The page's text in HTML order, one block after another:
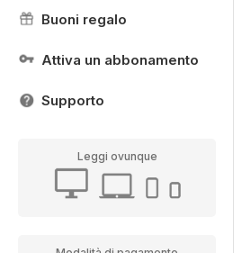
Buoni regalo
Attiva un abbonamento
Supporto
Leggi ovunque